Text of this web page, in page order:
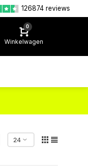
126874 reviews
0
Winkelwagen